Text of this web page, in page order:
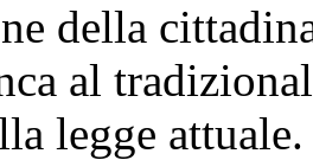
della
al
legge attuale.